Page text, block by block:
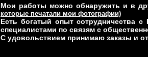
Мои работы можно обнаружить и в
которые печатали мои фотографии)
Есть богатый опыт сотрудничества
специалистами по связям с
С удовольствием принимаю заказы и